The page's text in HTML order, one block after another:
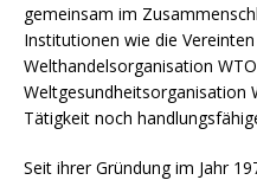
gemeinsam im
Institutionen wie die
Welthandelsorganisation
Weltgesundheitsorganisation
Tätigkeit noch
Seit ihrer Gründung im Jahr